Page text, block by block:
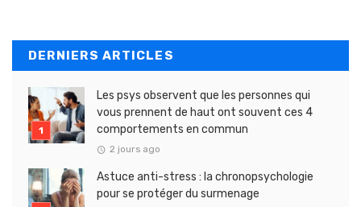
DERNIERS ARTICLES
Les psys observent que les personnes qui
vous prennent de haut ont souvent ces 4
comportements en commun
2 jours ago
Astuce anti-stress : la chronopsychologie
pour se protéger du surmenage